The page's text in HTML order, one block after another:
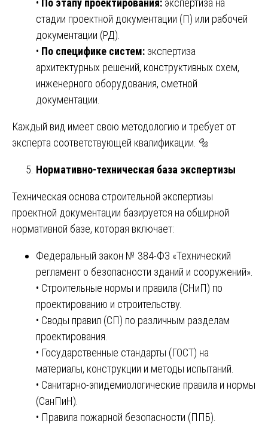
стадии проектной документации (П) или рабочей
документации (РД).
• По специфике систем: экспертиза
архитектурных решений, конструктивных схем,
инженерного оборудования, сметной
документации.
Каждый вид имеет свою методологию и требует от
эксперта соответствующей квалификации. 🔩
Нормативно-техническая база экспертизы
Техническая основа строительной экспертизы
проектной документации базируется на обширной
нормативной базе, которая включает:
Федеральный закон № 384-ФЗ «Технический
регламент о безопасности зданий и сооружений».
• Строительные нормы и правила (СНиП) по
проектированию и строительству.
• Своды правил (СП) по различным разделам
проектирования.
• Государственные стандарты (ГОСТ) на
материалы, конструкции и методы испытаний.
• Санитарно-эпидемиологические правила и нормы
(СанПиН).
• Правила пожарной безопасности (ППБ).